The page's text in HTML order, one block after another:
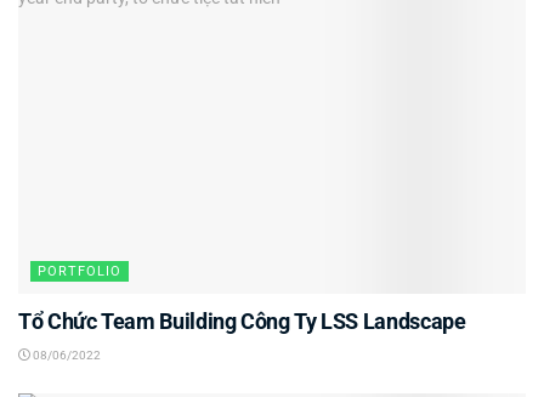
PORTFOLIO
Tổ Chức Team Building Công Ty LSS Landscape
08/06/2022